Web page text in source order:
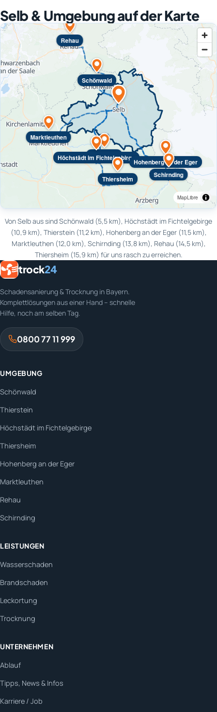
Selb & Umgebung auf der Karte
Schönwald
Thierstein
Höchstädt im Fichtelgebirge
Thiersheim
Hohenberg an der Eger
Marktleuthen
Rehau
Schirnding
MapLibre
Von Selb aus sind Schönwald (5,5 km), Höchstädt im Fichtelgebirge
(10,9 km), Thierstein (11,2 km), Hohenberg an der Eger (11,5 km),
Marktleuthen (12,0 km), Schirnding (13,8 km), Rehau (14,5 km),
Thiersheim (15,9 km) für uns rasch zu erreichen.
trock24
Schadensanierung & Trocknung in Bayern.
Komplettlösungen aus einer Hand – schnelle
Hilfe, noch am selben Tag.
0800 77 11 999
UMGEBUNG
Schönwald
Thierstein
Höchstädt im Fichtelgebirge
Thiersheim
Hohenberg an der Eger
Marktleuthen
Rehau
Schirnding
LEISTUNGEN
Wasserschaden
Brandschaden
Leckortung
Trocknung
UNTERNEHMEN
Ablauf
Tipps, News & Infos
Karriere / Job